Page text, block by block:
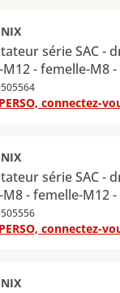
série SAC -
- femelle-M8 -
M 8FS
connectez-
série SAC -
- femelle-M12 -
connectez-